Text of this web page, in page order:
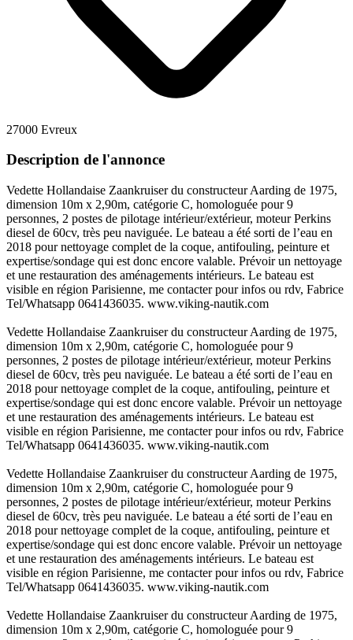
27000 Evreux
Description de l'annonce
Vedette Hollandaise Zaankruiser du constructeur Aarding de 1975,
dimension 10m x 2,90m, catégorie C, homologuée pour 9
personnes, 2 postes de pilotage intérieur/extérieur, moteur Perkins
diesel de 60cv, très peu naviguée. Le bateau a été sorti de l’eau en
2018 pour nettoyage complet de la coque, antifouling, peinture et
expertise/sondage qui est donc encore valable. Prévoir un nettoyage
et une restauration des aménagements intérieurs. Le bateau est
visible en région Parisienne, me contacter pour infos ou rdv, Fabrice
Tel/Whatsapp 0641436035. www.viking-nautik.com
Vedette Hollandaise Zaankruiser du constructeur Aarding de 1975,
dimension 10m x 2,90m, catégorie C, homologuée pour 9
personnes, 2 postes de pilotage intérieur/extérieur, moteur Perkins
diesel de 60cv, très peu naviguée. Le bateau a été sorti de l’eau en
2018 pour nettoyage complet de la coque, antifouling, peinture et
expertise/sondage qui est donc encore valable. Prévoir un nettoyage
et une restauration des aménagements intérieurs. Le bateau est
visible en région Parisienne, me contacter pour infos ou rdv, Fabrice
Tel/Whatsapp 0641436035. www.viking-nautik.com
Vedette Hollandaise Zaankruiser du constructeur Aarding de 1975,
dimension 10m x 2,90m, catégorie C, homologuée pour 9
personnes, 2 postes de pilotage intérieur/extérieur, moteur Perkins
diesel de 60cv, très peu naviguée. Le bateau a été sorti de l’eau en
2018 pour nettoyage complet de la coque, antifouling, peinture et
expertise/sondage qui est donc encore valable. Prévoir un nettoyage
et une restauration des aménagements intérieurs. Le bateau est
visible en région Parisienne, me contacter pour infos ou rdv, Fabrice
Tel/Whatsapp 0641436035. www.viking-nautik.com
Vedette Hollandaise Zaankruiser du constructeur Aarding de 1975,
dimension 10m x 2,90m, catégorie C, homologuée pour 9